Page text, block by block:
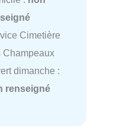
Cimetière
Champeaux
dimanche :
renseigné